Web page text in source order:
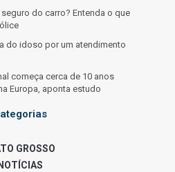
do carro? Entenda o que
do idoso por um atendimento
começa cerca de 10 anos
Europa, aponta estudo
GROSSO
NOTÍCIAS